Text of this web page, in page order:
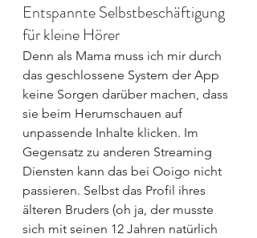
Entspannte Selbstbeschäftigung
für kleine Hörer
Denn als Mama muss ich mir durch
das geschlossene System der App
keine Sorgen darüber machen, dass
sie beim Herumschauen auf
unpassende Inhalte klicken. Im
Gegensatz zu anderen Streaming
Diensten kann das bei Ooigo nicht
passieren. Selbst das Profil ihres
älteren Bruders (oh ja, der musste
sich mit seinen 12 Jahren natürlich